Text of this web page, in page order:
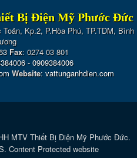
Bị Điện Mỹ Phước Đức
Kp.2, P.Hòa Phú, TP.TDM, Bình
Fax: 0274 03 801
-0909384006
Website: vattunganhdien.com
MTV Thiết Bị Điện Mỹ Phước Đức.
. Content Protected website